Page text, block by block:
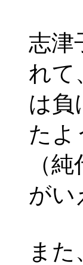
志津
れて
は負
たよ
（
がい
ま